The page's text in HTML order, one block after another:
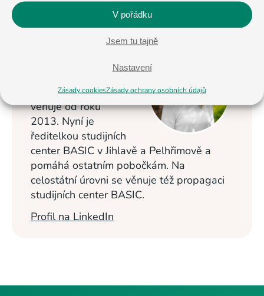
V pořádku
Jsem tu tajně
Nastavení
Zásady cookiesZásady ochrany osobních údajů
< Na všechny články
Vzdělávání dětí se
věnuje od roku
2013. Nyní je
ředitelkou studijních
center BASIC v Jihlavě a Pelhřimově a
pomáhá ostatním pobočkám. Na
celostátní úrovni se věnuje též propagaci
studijních center BASIC.
Profil na LinkedIn